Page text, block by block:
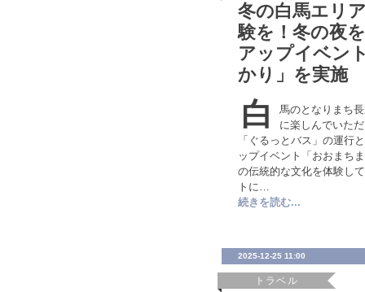
冬の白馬エリ
験を！冬の夜
アップイベン
かり」を実施
白
馬のとなりまち
に楽しんでいた
「ぐるっとバス」の運行
ップイベント「おおまち
の伝統的な文化を体験し
トに…
続きを読む...
2025-12-25 11:00
トラベル